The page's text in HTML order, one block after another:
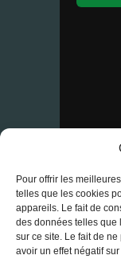
Pour offrir les
telles que les cookies
appareils. Le fait de
des données telles que
sur ce site. Le fait de
avoir un effet négatif
©